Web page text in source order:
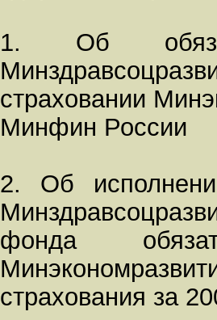
1. Об
страховании
Минфин России
2. Об
фонда
страхования за